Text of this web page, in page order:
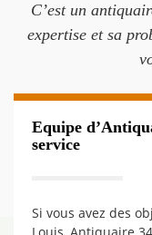
C’est un
expertise et sa
Equipe
service
Si vous avez des